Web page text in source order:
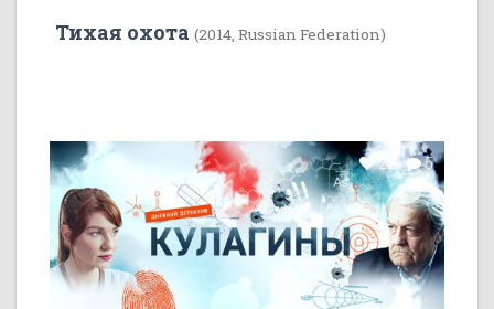
Тихая охота (2014, Russian Federation)
22 5